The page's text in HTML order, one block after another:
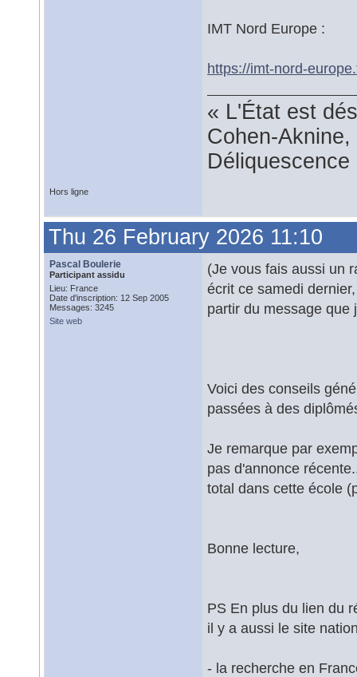
IMT Nord Europe :
https://imt-nord-
« L'État est
Cohen-
Hors ligne
Thu 26 February 2026 11:10
Pascal Boulerie
Participant assidu
Lieu: France
Date d'inscription: 12 Sep 2005
Messages: 3245
Site web
(Je vous fais aussi un
écrit ce samedi
partir du message que
Voici des conseils
passées à des
Je remarque par
pas d'annonce
total dans cette école
Bonne lecture,
PS En plus du lien du
il y a aussi le site
- la recherche en